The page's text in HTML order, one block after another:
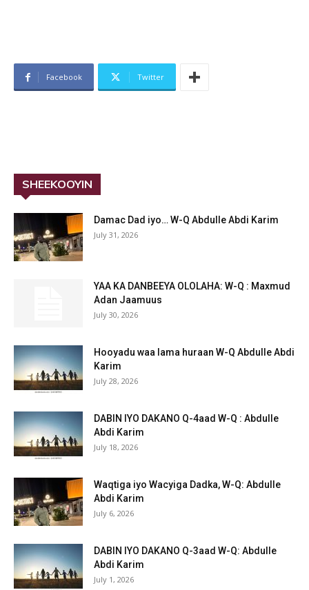
Facebook Twitter
SHEEKOOYIN
Damac Dad iyo… W-Q Abdulle Abdi Karim
July 31, 2026
YAA KA DANBEEYA OLOLAHA: W-Q : Maxmud
Adan Jaamuus
July 30, 2026
Hooyadu waa lama huraan W-Q Abdulle Abdi
Karim
July 28, 2026
DABIN IYO DAKANO Q-4aad W-Q : Abdulle
Abdi Karim
July 18, 2026
Waqtiga iyo Wacyiga Dadka, W-Q: Abdulle
Abdi Karim
July 6, 2026
DABIN IYO DAKANO Q-3aad W-Q: Abdulle
Abdi Karim
July 1, 2026